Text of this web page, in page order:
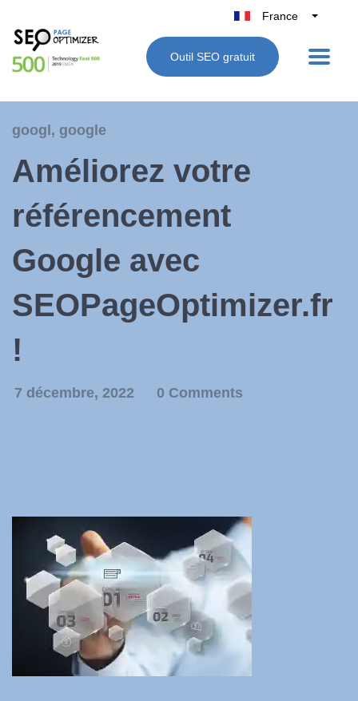
France
Belgique
België
Outil SEO gratuit
googl , google
Améliorez votre
référencement
Google avec
SEOPageOptimizer.fr
!
7 décembre, 2022 0 Comments